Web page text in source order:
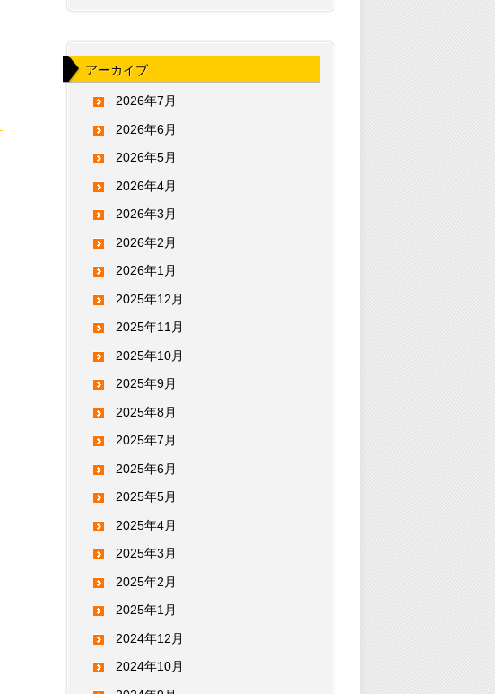
アーカイブ
2026年7月
2026年6月
2026年5月
2026年4月
2026年3月
2026年2月
2026年1月
2025年12月
2025年11月
2025年10月
2025年9月
2025年8月
2025年7月
2025年6月
2025年5月
2025年4月
2025年3月
2025年2月
2025年1月
2024年12月
2024年10月